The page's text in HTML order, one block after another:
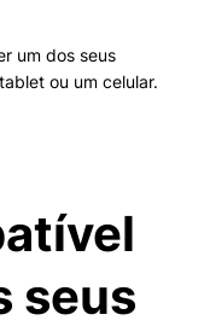
um dos seus
ou um celular.
seus